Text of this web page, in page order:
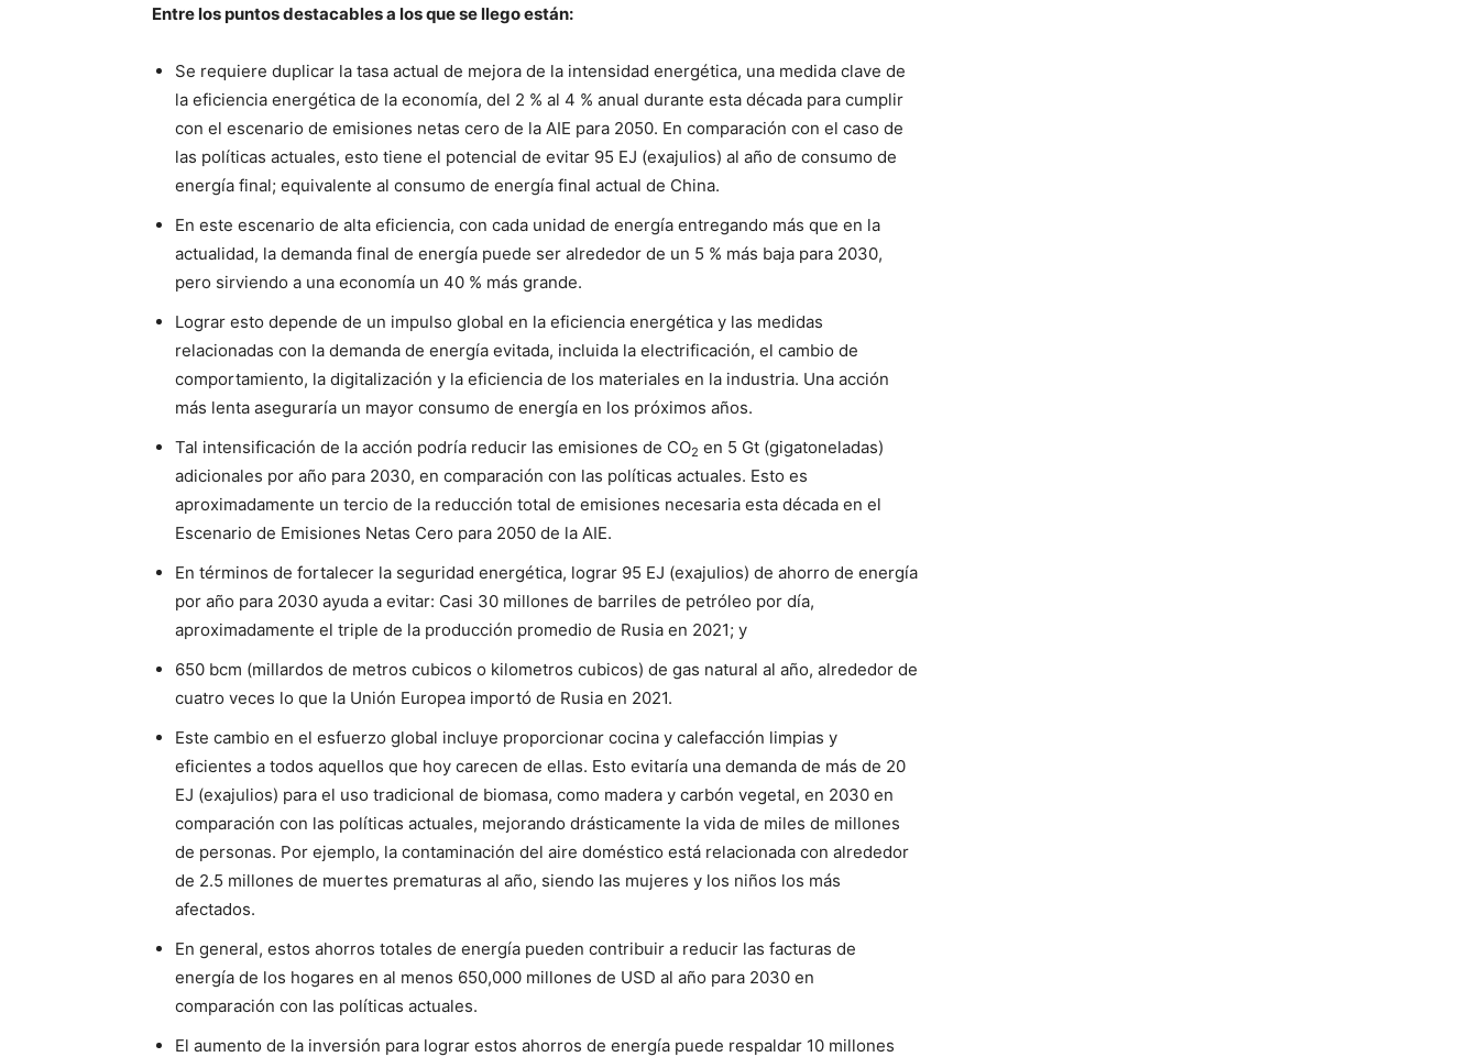
Entre los puntos destacables a los que se llego están:
Se requiere duplicar la tasa actual de mejora de la intensidad energética, una medida clave de
la eficiencia energética de la economía, del 2 % al 4 % anual durante esta década para cumplir
con el escenario de emisiones netas cero de la AIE para 2050. En comparación con el caso de
las políticas actuales, esto tiene el potencial de evitar 95 EJ (exajulios) al año de consumo de
energía final; equivalente al consumo de energía final actual de China.
En este escenario de alta eficiencia, con cada unidad de energía entregando más que en la
actualidad, la demanda final de energía puede ser alrededor de un 5 % más baja para 2030,
pero sirviendo a una economía un 40 % más grande.
Lograr esto depende de un impulso global en la eficiencia energética y las medidas
relacionadas con la demanda de energía evitada, incluida la electrificación, el cambio de
comportamiento, la digitalización y la eficiencia de los materiales en la industria. Una acción
más lenta aseguraría un mayor consumo de energía en los próximos años.
Tal intensificación de la acción podría reducir las emisiones de CO2 en 5 Gt (gigatoneladas)
adicionales por año para 2030, en comparación con las políticas actuales. Esto es
aproximadamente un tercio de la reducción total de emisiones necesaria esta década en el
Escenario de Emisiones Netas Cero para 2050 de la AIE.
En términos de fortalecer la seguridad energética, lograr 95 EJ (exajulios) de ahorro de energía
por año para 2030 ayuda a evitar: Casi 30 millones de barriles de petróleo por día,
aproximadamente el triple de la producción promedio de Rusia en 2021; y
650 bcm (millardos de metros cubicos o kilometros cubicos) de gas natural al año, alrededor de
cuatro veces lo que la Unión Europea importó de Rusia en 2021.
Este cambio en el esfuerzo global incluye proporcionar cocina y calefacción limpias y
eficientes a todos aquellos que hoy carecen de ellas. Esto evitaría una demanda de más de 20
EJ (exajulios) para el uso tradicional de biomasa, como madera y carbón vegetal, en 2030 en
comparación con las políticas actuales, mejorando drásticamente la vida de miles de millones
de personas. Por ejemplo, la contaminación del aire doméstico está relacionada con alrededor
de 2.5 millones de muertes prematuras al año, siendo las mujeres y los niños los más
afectados.
En general, estos ahorros totales de energía pueden contribuir a reducir las facturas de
energía de los hogares en al menos 650,000 millones de USD al año para 2030 en
comparación con las políticas actuales.
El aumento de la inversión para lograr estos ahorros de energía puede respaldar 10 millones